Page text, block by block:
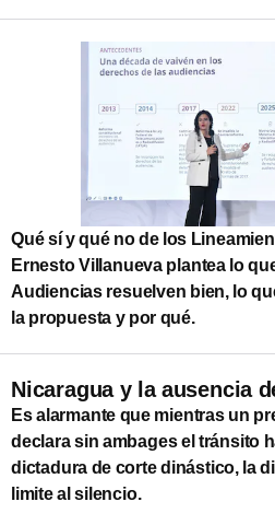
Qué sí y qué no de los
Ernesto Villanueva plantea lo
Audiencias resuelven bien, lo
la propuesta y por qué.
Nicaragua y la ausencia
Es alarmante que mientras un
declara sin ambages el tránsito
dictadura de corte dinástico, la
limite al silencio.